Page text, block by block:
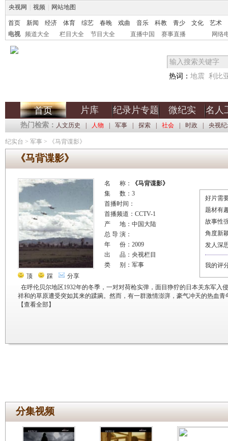
央视网 视频 网站地图
首页 新闻 经济 体育 综艺 春晚 戏曲 音乐 科教 青少 文化
艺术
电视
频道大全 栏目大全 节目大全 直播中国 赛事直播 网络
热词： 地震 利比
首页 片库 纪录片专题 微纪实 名人
热门检索： 人文历史 人物 军事 探索 社会 时政 央视
纪实台 > 军事 > 《马背谍影》
《马背谍影》
顶 踩 分享
名 称：
《马背谍影》
集 数：3
首播时间：
首播频道：CCTV-1
产 地：中国大陆
总 导 演：
年 份：2009
出 品：央视栏目
类 别：军事
在呼伦贝尔地区1932年的冬季，一对对荷枪实弹，面目狰狞的日本关东军入
祥和的草原遭受突如其来的蹂躏。然而，有一群激情澎湃，豪气冲天的热血
【查看全部】
好片需
题材有
故事性
角度新
发人深
我的评
分集视频